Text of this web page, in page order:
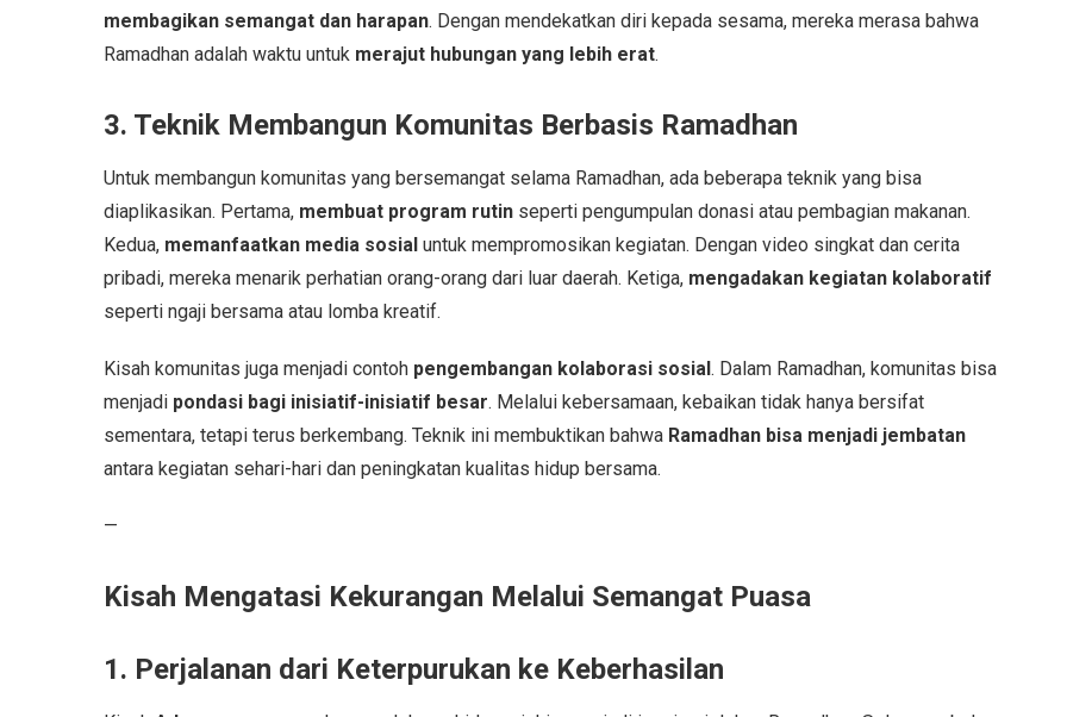
membagikan semangat dan harapan. Dengan mendekatkan diri kepada sesama, mereka merasa bahwa
Ramadhan adalah waktu untuk merajut hubungan yang lebih erat.
3. Teknik Membangun Komunitas Berbasis Ramadhan
Untuk membangun komunitas yang bersemangat selama Ramadhan, ada beberapa teknik yang bisa
diaplikasikan. Pertama, membuat program rutin seperti pengumpulan donasi atau pembagian makanan.
Kedua, memanfaatkan media sosial untuk mempromosikan kegiatan. Dengan video singkat dan cerita
pribadi, mereka menarik perhatian orang-orang dari luar daerah. Ketiga, mengadakan kegiatan kolaboratif
seperti ngaji bersama atau lomba kreatif.
Kisah komunitas juga menjadi contoh pengembangan kolaborasi sosial. Dalam Ramadhan, komunitas bisa
menjadi pondasi bagi inisiatif-inisiatif besar. Melalui kebersamaan, kebaikan tidak hanya bersifat
sementara, tetapi terus berkembang. Teknik ini membuktikan bahwa Ramadhan bisa menjadi jembatan
antara kegiatan sehari-hari dan peningkatan kualitas hidup bersama.
—
Kisah Mengatasi Kekurangan Melalui Semangat Puasa
1. Perjalanan dari Keterpurukan ke Keberhasilan